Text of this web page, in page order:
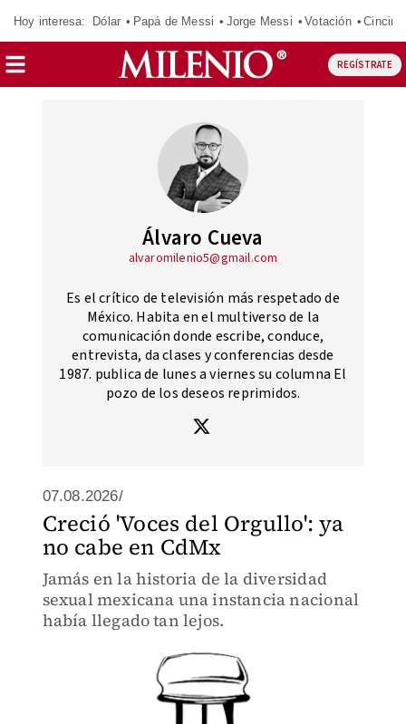
Hoy interesa: Dólar Papá de Messi Jorge Messi Votación
REGÍSTRATE
Álvaro Cueva
alvaromilenio5@gmail.com
Es el crítico de televisión más respetado de
México. Habita en el multiverso de la
comunicación donde escribe, conduce,
entrevista, da clases y conferencias desde
1987. publica de lunes a viernes su columna El
pozo de los deseos reprimidos.
07.08.2026/
Creció 'Voces del Orgullo': ya
no cabe en CdMx
Jamás en la historia de la diversidad
sexual mexicana una instancia nacional
había llegado tan lejos.